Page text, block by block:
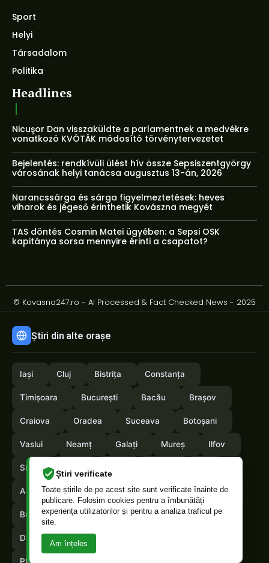
Știri verificate
Toate știrile de pe acest site sunt verificate înainte de
publicare. Folosim cookies pentru a îmbunătăți
experiența utilizatorilor și pentru a analiza traficul pe
site.
Am înțeles
Sport
Helyi
Társadalom
Politika
Headlines
Nicuşor Dan visszaküldte a parlamentnek a medvékre
vonatkozó KVÓTÁK módosító törvénytervezetet
Bejelentés: rendkívüli ülést hív össze Sepsiszentgyörgy
városának helyi tanácsa augusztus 13-án, 2026
Narancssárga és sárga figyelmeztetések: heves
viharok és jégeső érinthetik Kovászna megyét
TAS döntés Cosmin Matei ügyében: a Sepsi OSK
kapitánya sorsa mennyire érinti a csapatot?
© Kovasna247.ro - AI Processed & Fact Checked News - 2025
Știri din alte orașe
Iași Cluj Bistrița Constanța
Timișoara București Bacău Brașov
Craiova Oradea Suceava Botoșani
Vaslui Neamț Galați Mureș Ilfov
Sibiu
Arges Maramures Vrancea Satumare
Buzau Braila Calarasi Caras-Severin
Dambovita Giurgiu